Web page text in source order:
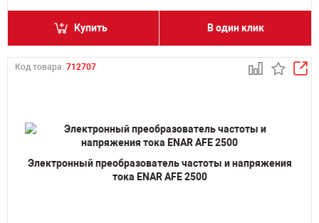
Купить В один клик
Код товара: 712707
Электронный преобразователь частоты и напряжения
тока ENAR AFE 2500